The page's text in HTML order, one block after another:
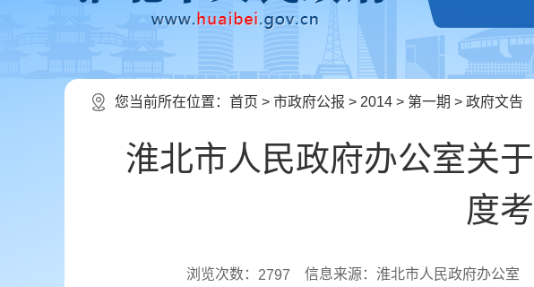
您当前所在位置： 首页 > 市政府公报 > 2014 > 第一期 > 政府文告
淮北市人民政府办公室关
度
浏览次数： 2797 信息来源：淮北市人民政府办公室